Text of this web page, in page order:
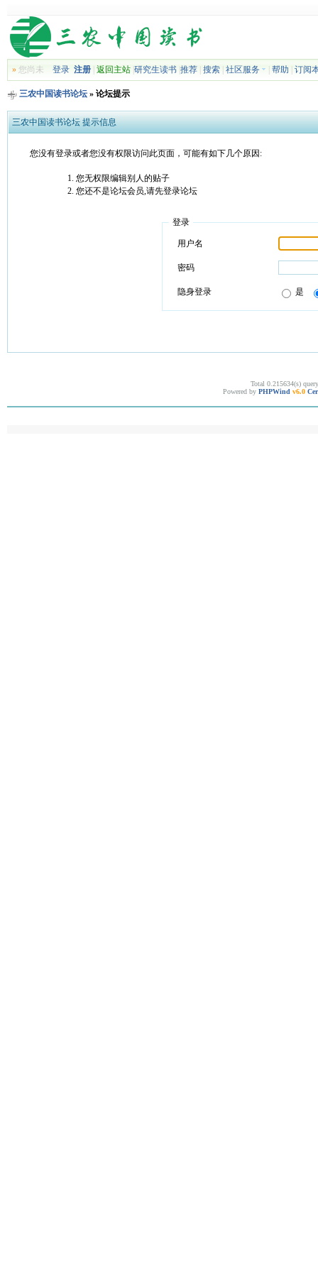
»您尚未 登录 注册| 返回主站| 研究生读书| 推荐| 搜索| 社区服务 帮助 订阅
三农中国读书论坛» 论坛提示
三农中国读书论坛 提示信息
您没有登录或者您没有权限访问此页面，可能有如下几个原因:
您无权限编辑别人的贴子
您还不是论坛会员,请先登录论坛
登录
用户名
密码
隐身登录 是
Total 0.215634(s)
Powered by PHPWind v6.0